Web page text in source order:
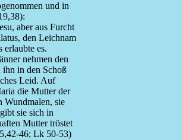
und in
aber aus Furcht
den Leichnam
erlaubte es.
nehmen den
in den Schoß
Leid. Auf
die Mutter der
Wundmalen, sie
sie sich in
Mutter tröstet
46; Lk 50-53)